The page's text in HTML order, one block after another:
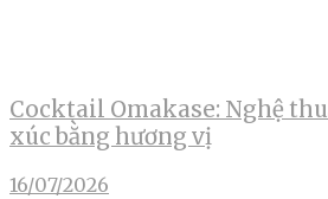
Cocktail Omakase: Nghệ
xúc bằng hương vị
16/07/2026